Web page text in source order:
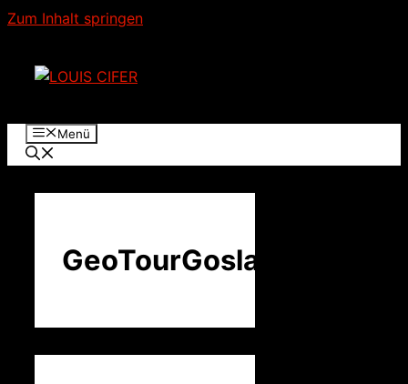
Zum Inhalt springen
Menü
GeoTourGoslar